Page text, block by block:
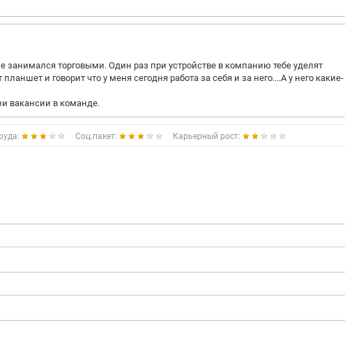
торговыми. Один раз при устройстве в компанию тебе уделят
и говорит что у меня сегодня работа за себя и за него....А у него какие-
вакансии в команде.
Соц.пакет: Карьерный рост: